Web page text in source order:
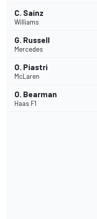
C. Sainz
Williams
G. Russell
Mercedes
O. Piastri
McLaren
O. Bearman
Haas F1